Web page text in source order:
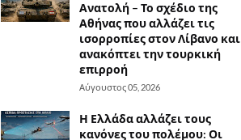
Ανατολή – Το σχέδιο της
Αθήνας που αλλάζει τις
ισορροπίες στον Λίβανο και
ανακόπτει την τουρκική
επιρροή
Αύγουστος 05, 2026
Η Ελλάδα αλλάζει τους
κανόνες του πολέμου: Οι